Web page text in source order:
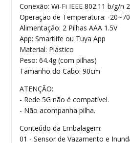
Conexão: Wi-Fi IEEE 802.11 b/g/n
Operação de Temperatura: -
Alimentação: 2 Pilhas AAA 1.5V
App: Smartlife ou Tuya App
Material: Plástico
Peso: 64.4g (com pilhas)
Tamanho do Cabo: 90cm
ATENÇÃO:
- Rede 5G não é compatível.
- Não acompanha pilha.
Conteúdo da Embalagem:
01 - Sensor de Vazamento e